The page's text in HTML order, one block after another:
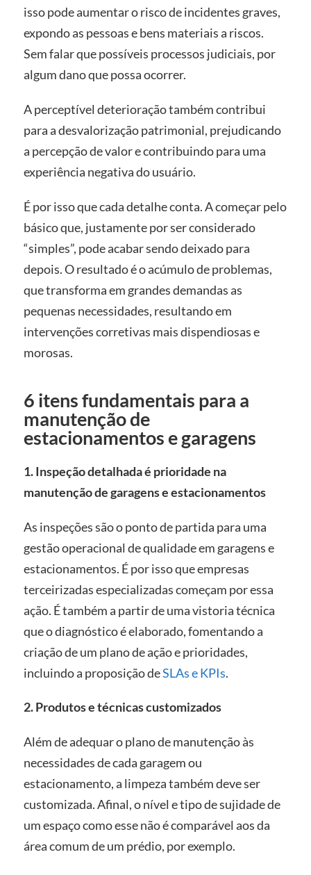
isso pode aumentar o risco de incidentes graves,
expondo as pessoas e bens materiais a riscos.
Sem falar que possíveis processos judiciais, por
algum dano que possa ocorrer.
A perceptível deterioração também contribui
para a desvalorização patrimonial, prejudicando
a percepção de valor e contribuindo para uma
experiência negativa do usuário.
É por isso que cada detalhe conta. A começar pelo
básico que, justamente por ser considerado
“simples”, pode acabar sendo deixado para
depois. O resultado é o acúmulo de problemas,
que transforma em grandes demandas as
pequenas necessidades, resultando em
intervenções corretivas mais dispendiosas e
morosas.
6 itens fundamentais para a
manutenção de
estacionamentos e garagens
1. Inspeção detalhada é prioridade na
manutenção de garagens e estacionamentos
As inspeções são o ponto de partida para uma
gestão operacional de qualidade em garagens e
estacionamentos. É por isso que empresas
terceirizadas especializadas começam por essa
ação. É também a partir de uma vistoria técnica
que o diagnóstico é elaborado, fomentando a
criação de um plano de ação e prioridades,
incluindo a proposição deSLAs e KPIs.
2. Produtos e técnicas customizados
Além de adequar o plano de manutenção às
necessidades de cada garagem ou
estacionamento, a limpeza também deve ser
customizada. Afinal, o nível e tipo de sujidade de
um espaço como esse não é comparável aos da
área comum de um prédio, por exemplo.